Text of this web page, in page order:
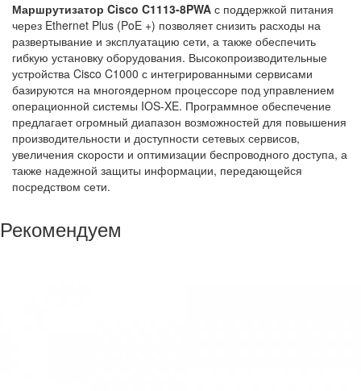
Маршрутизатор Cisco C1113-8PWA с поддержкой питания
через Ethernet Plus (PoE +) позволяет снизить расходы на
развертывание и эксплуатацию сети, а также обеспечить
гибкую установку оборудования. Высокопроизводительные
устройства Cisco C1000 с интегрированными сервисами
базируются на многоядерном процессоре под управлением
операционной системы IOS-XE. Программное обеспечение
предлагает огромный диапазон возможностей для повышения
производительности и доступности сетевых сервисов,
увеличения скорости и оптимизации беспроводного доступа, а
также надежной защиты информации, передающейся
посредством сети.
Рекомендуем